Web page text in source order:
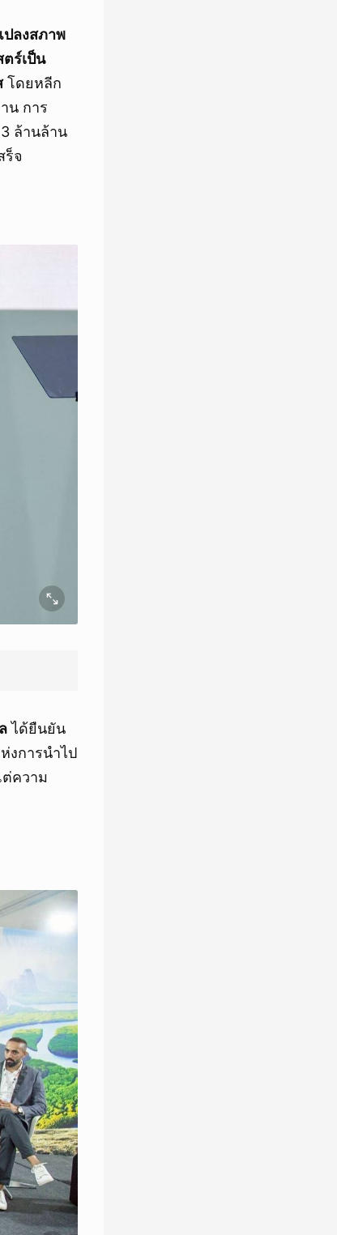
ลงสภาพ
ร์เป็น
โดยหลีก
น การ
ล้านล้าน
ร็จ
ได้ยืนยัน
งการนำไป
ความ